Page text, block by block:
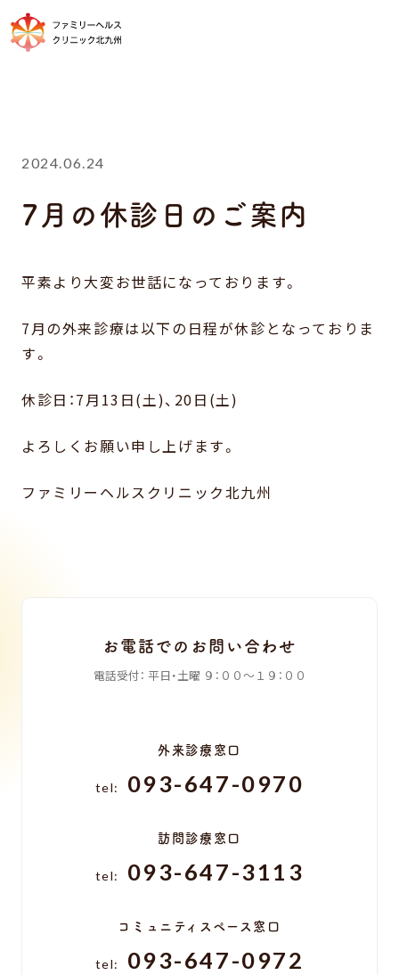
2024.06.24
7月の休診日のご案内
平素より大変お世話になっております。
7月の外来診療は以下の日程が休診となっておりま
す。
休診日：7月13日(土)、20日(土)
よろしくお願い申し上げます。
ファミリーヘルスクリニック北九州
お電話でのお問い合わせ
電話受付： 平日・土曜 ９：００〜１９：００
外来診療窓口
tel: 093-647-0970
訪問診療窓口
tel: 093-647-3113
コミュニティスペース窓口
tel: 093-647-0972